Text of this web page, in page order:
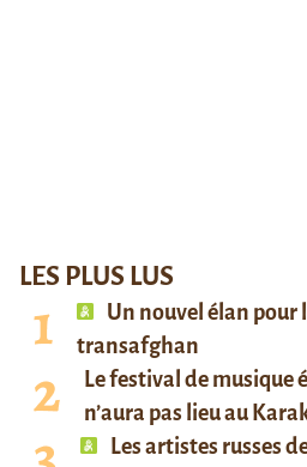
LES PLUS LUS
Un nouvel élan
transafghan
Le festival de musique
n’aura pas lieu au
Les artistes russes